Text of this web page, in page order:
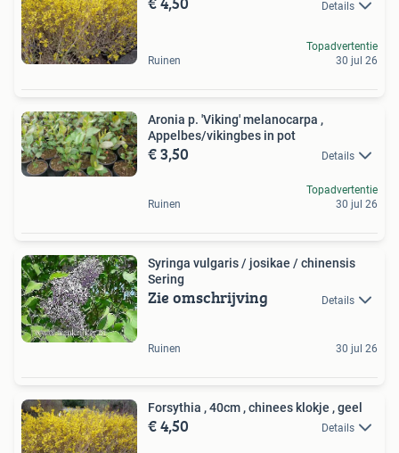
Details
Ruinen
Topadvertentie
30 jul 26
Aronia p. 'Viking' melanocarpa ,
Appelbes/vikingbes in pot
€ 3,50 Details
Ruinen
Topadvertentie
30 jul 26
Syringa vulgaris / josikae / chinensis
Sering
Zie omschrijving Details
Ruinen 30 jul 26
Forsythia , 40cm , chinees klokje , geel
€ 4,50 Details